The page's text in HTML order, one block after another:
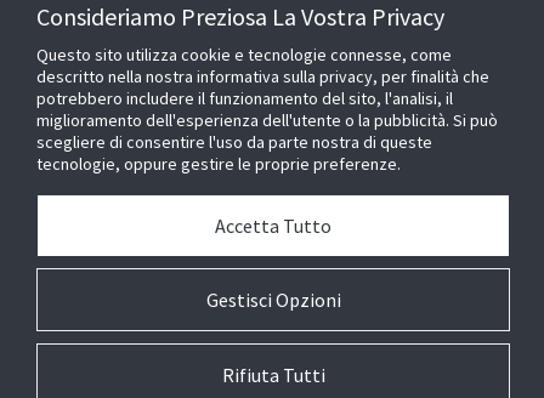
OPENBLUE
SMART BUILDINGS
Chi siamo
Consideriamo Preziosa La Vostra Privacy
Questo sito utilizza cookie e tecnologie connesse, come
descritto nella nostra informativa sulla privacy, per finalità che
potrebbero includere il funzionamento del sito, l'analisi, il
miglioramento dell'esperienza dell'utente o la pubblicità. Si può
scegliere di consentire l'uso da parte nostra di queste
tecnologie, oppure gestire le proprie preferenze.
Gestisci Opzioni
Accetta Tutto
Rifiuta Tutti